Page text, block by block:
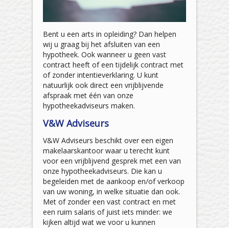
Bent u een arts in opleiding? Dan helpen
wij u graag bij het afsluiten van een
hypotheek. Ook wanneer u geen vast
contract heeft of een tijdelijk contract met
of zonder intentieverklaring. U kunt
natuurlijk ook direct een vrijblijvende
afspraak met één van onze
hypotheekadviseurs maken.
V&W Adviseurs
V&W Adviseurs beschikt over een eigen
makelaarskantoor waar u terecht kunt
voor een vrijblijvend gesprek met een van
onze hypotheekadviseurs. Die kan u
begeleiden met de aankoop en/of verkoop
van uw woning, in welke situatie dan ook.
Met of zonder een vast contract en met
een ruim salaris of juist iets minder: we
kijken altijd wat we voor u kunnen